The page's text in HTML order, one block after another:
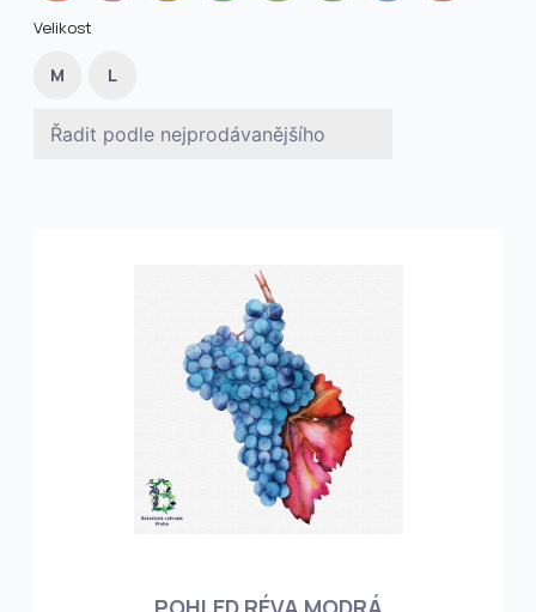
Velikost
M L